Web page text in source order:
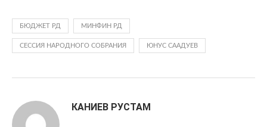
БЮДЖЕТ РД МИНФИН РД
СЕССИЯ НАРОДНОГО СОБРАНИЯ ЮНУС СААДУЕВ
КАНИЕВ РУСТАМ